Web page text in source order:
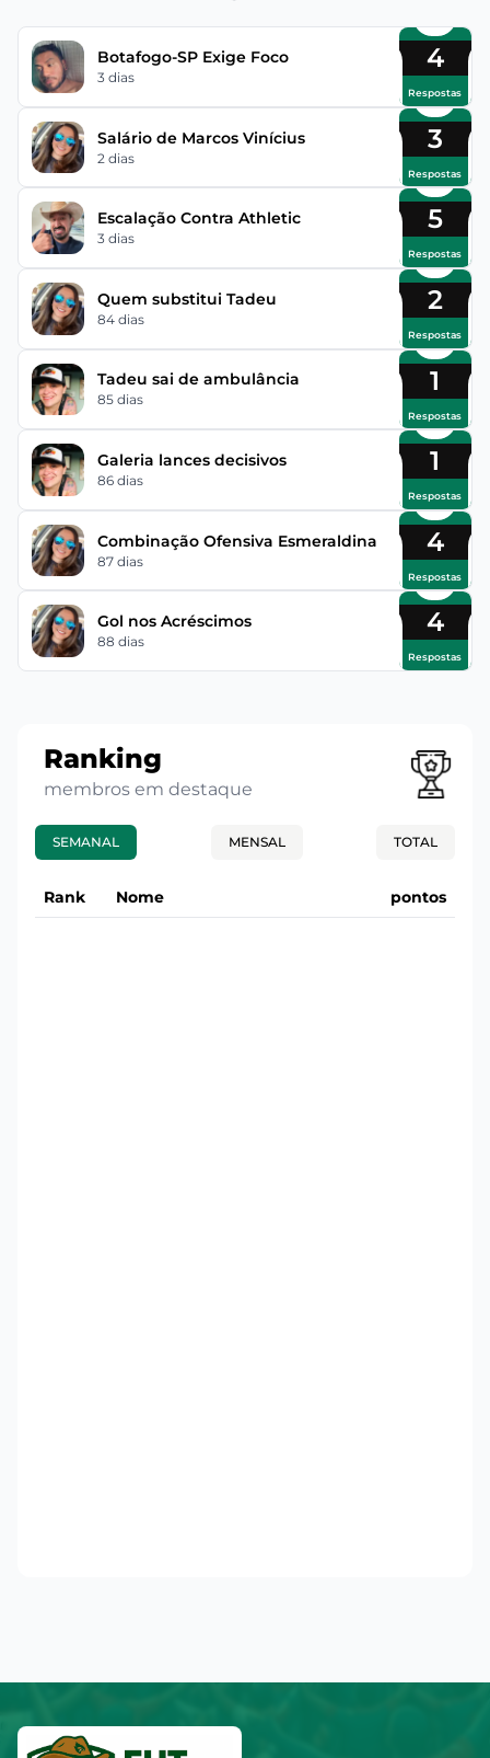
Botafogo-SP Exige Foco
3 dias
4
Respostas
Salário de Marcos Vinícius
2 dias
3
Respostas
Escalação Contra Athletic
3 dias
5
Respostas
Quem substitui Tadeu
84 dias
2
Respostas
Tadeu sai de ambulância
85 dias
1
Respostas
Galeria lances decisivos
86 dias
1
Respostas
Combinação Ofensiva Esmeraldina
87 dias
4
Respostas
Gol nos Acréscimos
88 dias
4
Respostas
Ranking
membros em destaque
SEMANAL MENSAL TOTAL
Rank Nome pontos